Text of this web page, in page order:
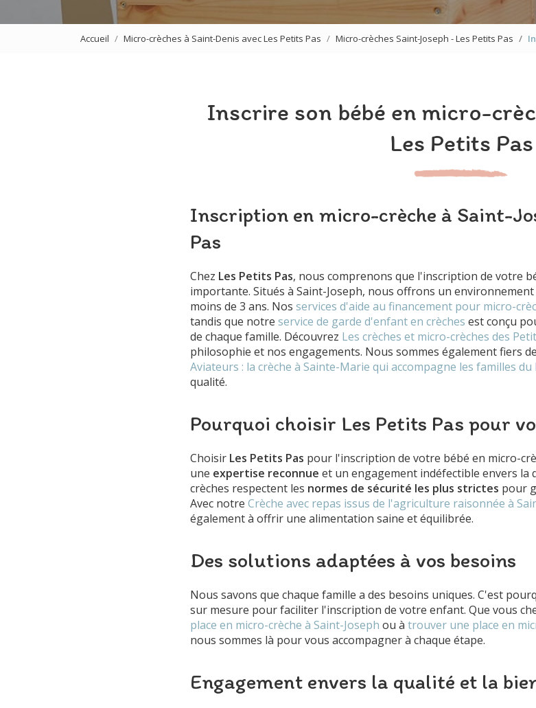
Accueil Micro-crèches à Saint-Denis avec Les Petits Pas Micro-crèches Saint-Joseph - Les Petits Pas
Inscrire son bébé en micro-
Les Petits Pas
Inscription en micro-crèche à Saint-
Pas
Chez Les Petits Pas, nous comprenons que l'inscription de votre
importante. Situés à Saint-Joseph, nous offrons un
moins de 3 ans. Nos services d'aide au financement pour micro-
tandis que notre service de garde d'enfant en crèches est conçu
de chaque famille. Découvrez Les crèches et micro-crèches des
philosophie et nos engagements. Nous sommes également fiers
Aviateurs : la crèche à Sainte-Marie qui accompagne les familles du
qualité.
Pourquoi choisir Les Petits Pas pour
Choisir Les Petits Pas pour l'inscription de votre bébé en micro-
une expertise reconnue et un engagement indéfectible envers la
crèches respectent les normes de sécurité les plus strictes pour
Avec notre Crèche avec repas issus de l'agriculture raisonnée à
également à offrir une alimentation saine et équilibrée.
Des solutions adaptées à vos besoins
Nous savons que chaque famille a des besoins uniques. C'est
sur mesure pour faciliter l'inscription de votre enfant. Que vous
place en micro-crèche à Saint-Joseph ou à trouver une place en
nous sommes là pour vous accompagner à chaque étape.
Engagement envers la qualité et la